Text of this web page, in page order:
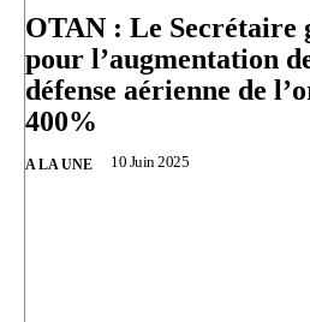
OTAN : Le Secrétaire
pour l’augmentation
défense aérienne de
400%
A LA UNE 10 Juin 2025